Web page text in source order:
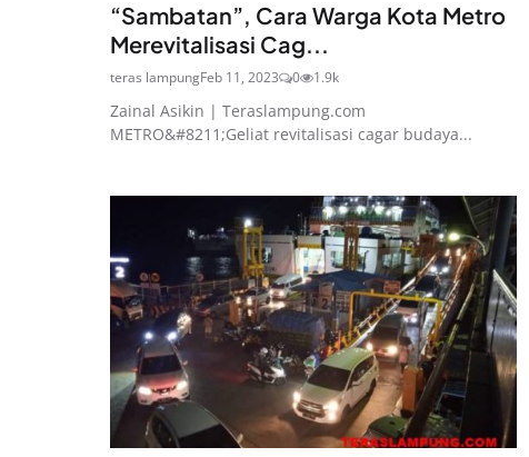
“Sambatan”, Cara Warga Kota Metro
Merevitalisasi Cag...
teras lampungFeb 11, 2023 0 1.9k
Zainal Asikin | Teraslampung.com
METRO&#8211;Geliat revitalisasi cagar budaya...